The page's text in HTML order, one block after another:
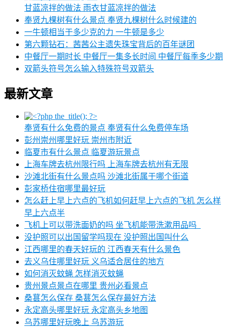
甘蓝凉拌的做法 雨衣甘蓝凉拌的做法
奉贤九棵树有什么景点 奉贤九棵树什么时候建的
一牛顿相当于多少克的力 一牛顿是多少
第六颗钻石：茜茜公主遗失珠宝背后的百年谜团
中餐厅一期时长 中餐厅一集多长时间 中餐厅每季多少期
双箭头符号怎么输入特殊符号双箭头
最新文章
奉贤有什么免费的景点 奉贤有什么免费停车场
彭州崇州哪里好玩 崇州市附近
临夏市有什么景点 临夏游玩景点
上海车牌去杭州限行吗 上海车牌去杭州有无限
沙滩北街有什么景点吗 沙滩北街属于哪个街道
彭家桥住宿哪里最好玩
怎么赶上早上六点的飞机如何赶早上六点的飞机 怎么样
早上六点半
飞机上可以带洗面奶的吗 坐飞机能带洗漱用品吗_
没护照可以出国留学吗现在 没护照出国叫什么
江西哪里的春天好玩的 江西春天有什么景色
去义乌住哪里好玩 义乌适合居住的地方
如何消灭蚊蝇 怎样消灭蚊蝇
贵州景点景点在哪里 贵州必看景点
桑葚怎么保存 桑葚怎么保存最好方法
永定高头哪里好玩 永定高头乡地图
乌苏哪里好玩晚上 乌苏游玩